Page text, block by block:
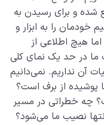
و سایر
قرآن را
ضرورت این
شده و برای رسیدن به
را به ابزار و
هیچ اطلاعی از
در حد یک نمای کلی
آن نداریم. نمی‌دانیم
از برف است؟
چه خطراتی در مسیر
نصیب ما می‌شود؟